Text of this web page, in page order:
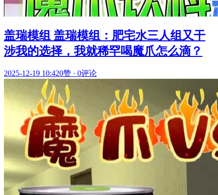
盖瑞模组 盖瑞模组：肥宅水三人组又干
涉我的选择，我就稀罕喝魔爪怎么滴？
2025-12-19 10:420赞 · 0评论